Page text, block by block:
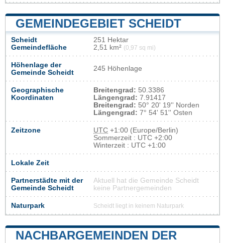
GEMEINDEGEBIET SCHEIDT
Scheidt
Gemeindefläche
251 Hektar
2,51 km² (0,97 sq mi)
Höhenlage der
Gemeinde Scheidt
245 Höhenlage
Geographische
Koordinaten
Breitengrad: 50.3386
Längengrad: 7.91417
Breitengrad: 50° 20' 19'' Norden
Längengrad: 7° 54' 51'' Osten
Zeitzone UTC +1:00 (Europe/Berlin)
Sommerzeit : UTC +2:00
Winterzeit : UTC +1:00
Lokale Zeit
Partnerstädte mit der
Gemeinde Scheidt
Aktuell hat die Gemeinde Scheidt
keine Partnergemeinden
Naturpark Scheidt liegt in keinem Naturpark
NACHBARGEMEINDEN DER